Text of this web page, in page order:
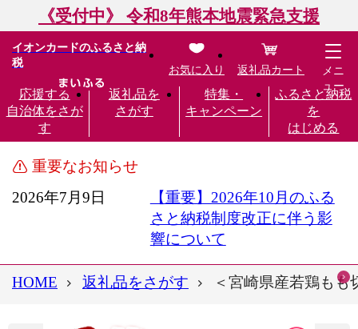
《受付中》 令和8年熊本地震緊急支援
イオンカードのふるさと納
税
応援する
自治体をさが
す
返礼品を
さがす
特集・
キャンペーン
ふるさと納税
を
はじめる
お気に入り 返礼品カート
メニ
ュー
重要なお知らせ
2026年7月9日
【重要】2026年10月のふる
さと納税制度改正に伴う影
響について
HOME 返礼品をさがす ＜宮崎県産若鶏も